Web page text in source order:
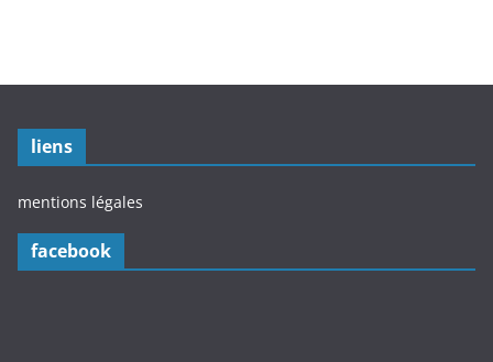
liens
mentions légales
facebook